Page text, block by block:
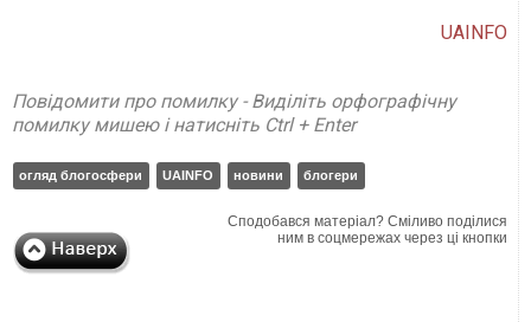
UAINFO
Повідомити про помилку - Виділіть орфографічну
помилку мишею і натисніть Ctrl + Enter
огляд блогосфери UAINFO новини блогери
Сподобався матеріал? Сміливо поділися
ним в соцмережах через ці кнопки